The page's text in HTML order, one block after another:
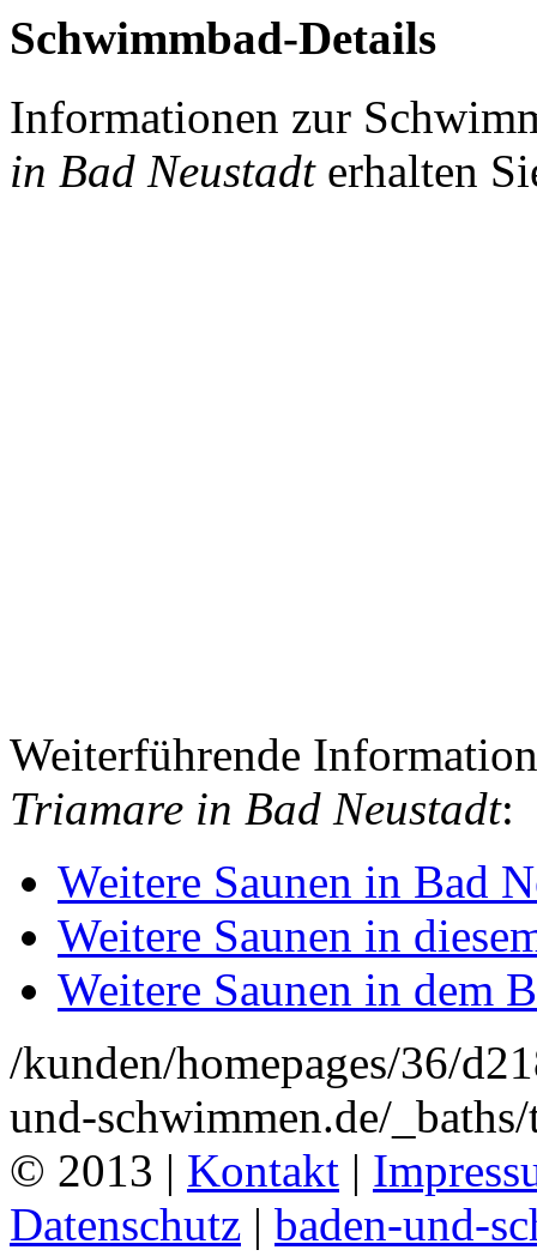
Schwimmbad-Details
Informationen zur
in Bad Neustadterhalten
Weiterführende
Triamare in Bad Neustadt:
Weitere Saunen in Bad
Weitere Saunen in
Weitere Saunen in dem
/kunden/homepages/36/
und-schwimmen.de/
© 2013 | Kontakt |
Datenschutz | baden-und-